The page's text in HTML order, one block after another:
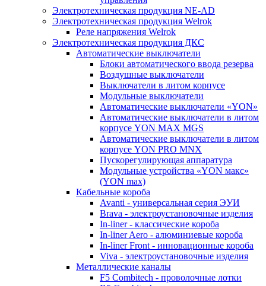
Электротехническая продукция NE-AD
Электротехническая продукция Welrok
Реле напряжения Welrok
Электротехническая продукция ДКС
Автоматические выключатели
Блоки автоматического ввода резерва
Воздушные выключатели
Выключатели в литом корпусе
Модульные выключатели
Автоматические выключатели «YON»
Автоматические выключатели в литом
корпусе YON MAX MGS
Автоматические выключатели в литом
корпусе YON PRO MNX
Пускорегулирующая аппаратура
Модульные устройства «YON макс»
(YON max)
Кабельные короба
Avanti - универсальная серия ЭУИ
Brava - электроустановочные изделия
In-liner - классические короба
In-liner Aero - алюминиевые короба
In-liner Front - инновационные короба
Viva - электроустановочные изделия
Металлические каналы
F5 Combitech - проволочные лотки